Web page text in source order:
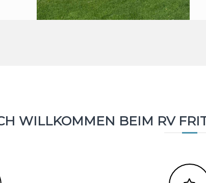
WILLKOMMEN BEIM RV